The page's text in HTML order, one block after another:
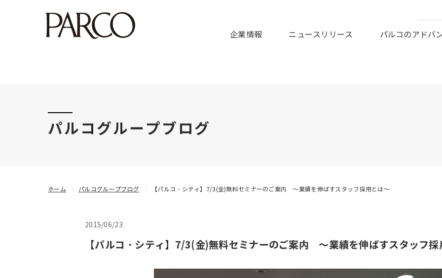
このたびの令和8年熊本地震により被害にあわれた皆様に謹んでお見舞い申しあげますとともに、被災地の一日も早
企業情報 ニュースリリース パルコのアドバ
パルコグループブログ
2015/06/23
【パルコ・シティ】7/3(金)無料セミナーのご案内 ～業績を伸ばすスタッフ採
ホーム パルコグループブログ 【パルコ・シティ】7/3(金)無料セミナーのご案内 ～業績を伸ばすスタッフ採用とは～